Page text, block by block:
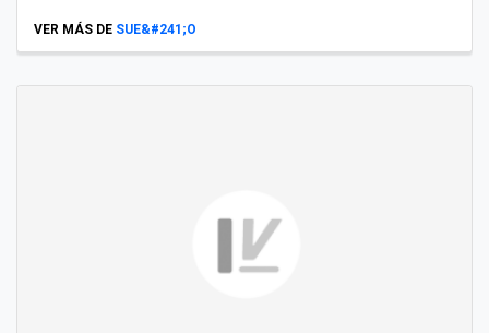
VER MÁS DE SUE&#241;O